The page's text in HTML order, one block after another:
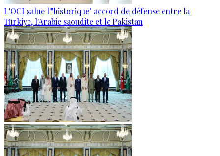
L'OCI salue l'"historique" accord de défense entre la
Türkiye, l'Arabie saoudite et le Pakistan